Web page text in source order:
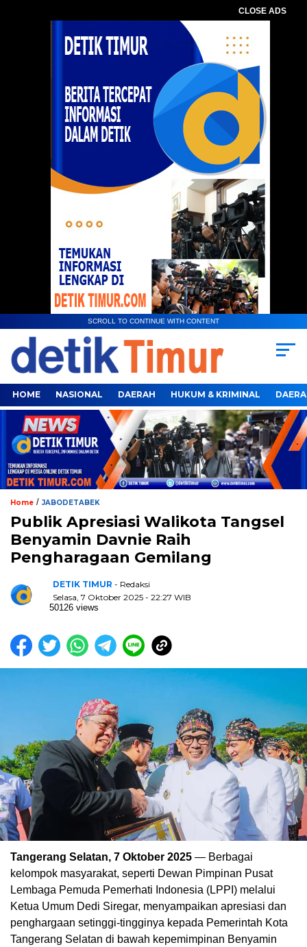
CLOSE ADS
SCROLL TO CONTINUE WITH CONTENT
HOME NASIONAL DAERAH HUKUM & KRIMINAL
Home / JABODETABEK
Publik Apresiasi Walikota Tangsel
Benyamin Davnie Raih
Pengharagaan Gemilang
DETIK TIMUR - Redaksi
Selasa, 7 Oktober 2025 - 22:27 WIB
50126 views
Tangerang Selatan, 7 Oktober 2025 — Berbagai
kelompok masyarakat, seperti Dewan Pimpinan Pusat
Lembaga Pemuda Pemerhati Indonesia (LPPI) melalui
Ketua Umum Dedi Siregar, menyampaikan apresiasi dan
penghargaan setinggi-tingginya kepada Pemerintah Kota
Tangerang Selatan di bawah kepemimpinan Benyamin